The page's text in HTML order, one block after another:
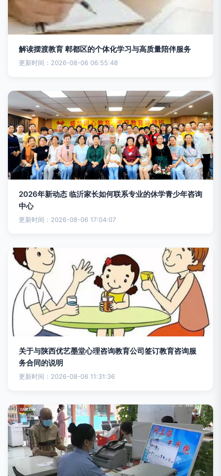
解读摆渡教育 郫都区的个体化学习与高质量陪伴服务
更新时间：2026-08-06 06:55:48
2026年新动态 临沂家长如何联系专业的休学青少年咨询
中心
更新时间：2026-08-06 17:04:07
关于与陕西优艺墨堂心理咨询教育公司签订教育咨询服
务合同的说明
更新时间：2026-08-06 11:31:36